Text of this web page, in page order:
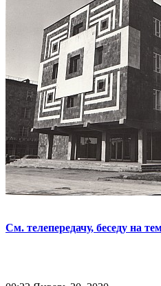
См. телепередачу, беседу на